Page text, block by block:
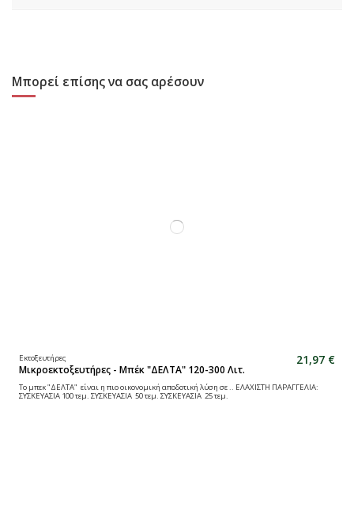
Μπορεί επίσης να σας αρέσουν
Εκτοξευτήρες
Μικροεκτοξευτήρες - Μπέκ "ΔΕΛΤΑ" 120-300 Λιτ.
21,97 €
Το μπεκ "ΔΕΛΤΑ" είναι η πιο οικονομική αποδοτική λύση σε .. ΕΛΑΧΙΣΤΗ ΠΑΡΑΓΓΕΛΙΑ:
ΣΥΣΚΕΥΑΣΙΑ 100 τεμ. ΣΥΣΚΕΥΑΣΙΑ 50 τεμ. ΣΥΣΚΕΥΑΣΙΑ 25 τεμ.